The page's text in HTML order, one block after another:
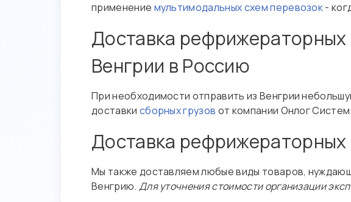
применение мультимодальных схем перевозок-
Доставка рефрижераторных
Венгрии в Россию
При необходимости отправить из Венгрии
доставки сборных грузов от компании Онлог Систем.
Доставка рефрижераторных
Мы также доставляем любые виды товаров,
Венгрию. Для уточнения стоимости организации